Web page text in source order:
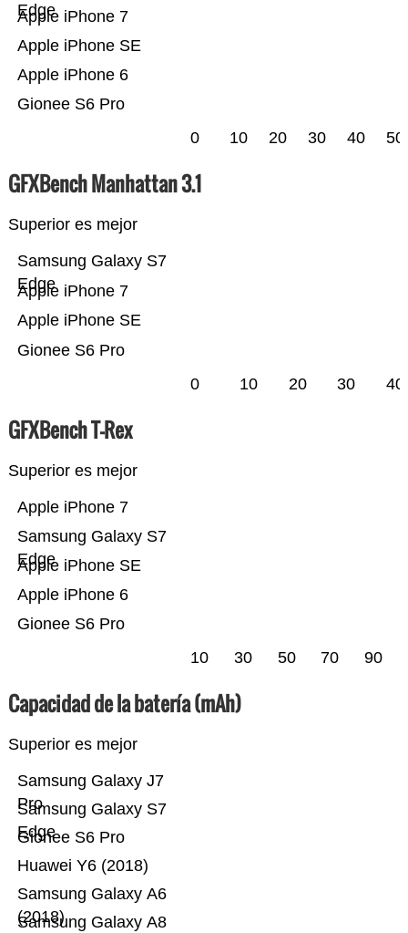
Gionee S6 Pro
Apple iPhone 6
Apple iPhone SE
Apple iPhone 7
Edge
0 10 20 30 40 50
GFXBench Manhattan 3.1
Superior es mejor
Gionee S6 Pro
Apple iPhone SE
Apple iPhone 7
Samsung Galaxy S7
Edge
0 10 20 30 40
GFXBench T-Rex
Superior es mejor
Gionee S6 Pro
Apple iPhone 6
Apple iPhone SE
Samsung Galaxy S7
Edge
Apple iPhone 7
10 30 50 70 90
Capacidad de la batería (mAh)
Superior es mejor
Samsung Galaxy A8
Samsung Galaxy A6
(2018)
Huawei Y6 (2018)
Gionee S6 Pro
Samsung Galaxy S7
Edge
Samsung Galaxy J7
Pro